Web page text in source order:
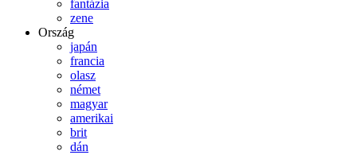
fantázia
zene
Ország
japán
francia
olasz
német
magyar
amerikai
brit
dán